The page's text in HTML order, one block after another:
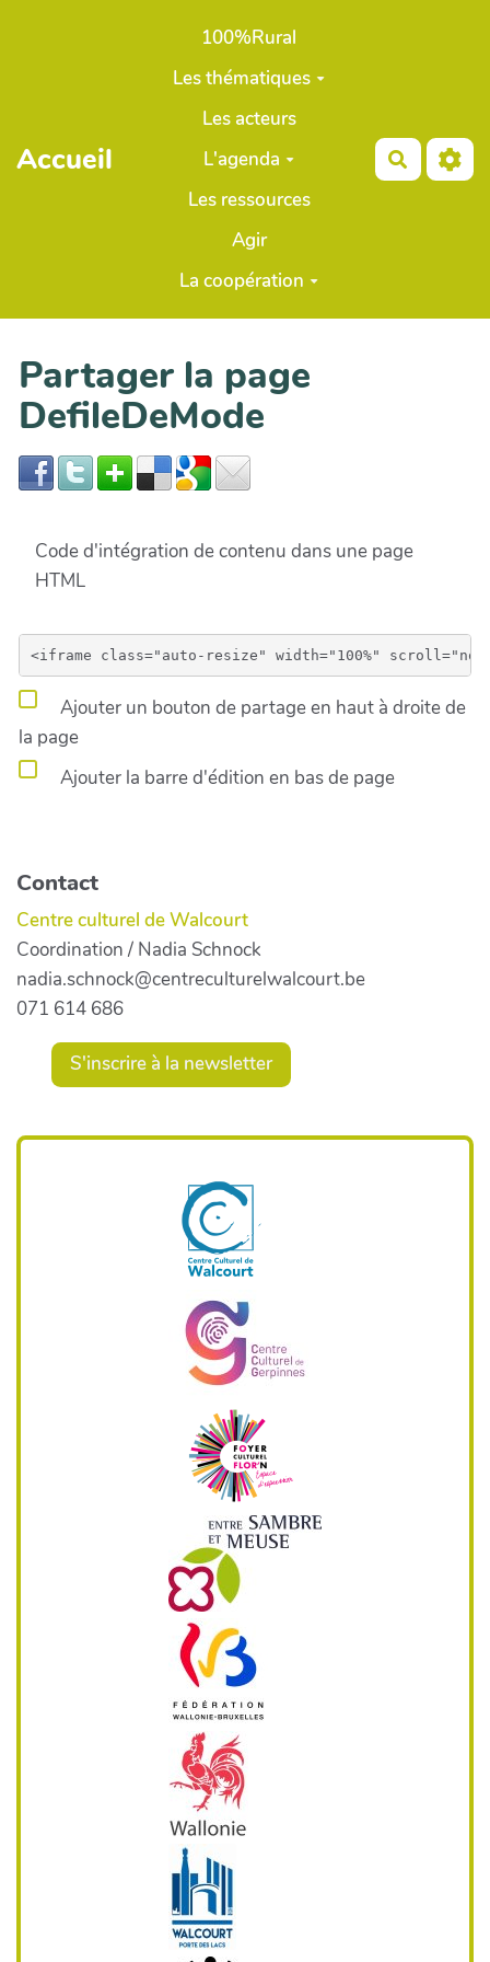
Aller au contenu principal
Accueil
100%Rural
Les thématiques
Les acteurs
L'agenda
Les ressources
Agir
La coopération
Partager la page
DefileDeMode
Code d'intégration de contenu dans une page
HTML
Ajouter un bouton de partage en haut à droite de
la page
Ajouter la barre d'édition en bas de page
Contact
Centre culturel de Walcourt
Coordination / Nadia Schnock
nadia.schnock@centreculturelwalcourt.be
071 614 686
S'inscrire à la newsletter